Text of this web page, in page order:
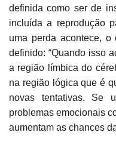
definida como ser de
incluída a reprodução
uma perda acontece, o
definido: “Quando isso
a região límbica do
na região lógica que é
novas tentativas. Se
problemas emocionais
aumentam as chances